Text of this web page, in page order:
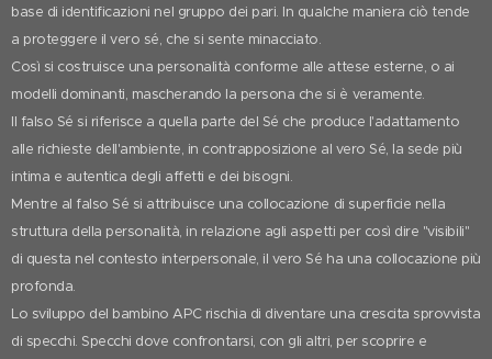
base di identificazioni nel gruppo dei pari. In qualche maniera ciò tende
a proteggere il vero sé, che si sente minacciato.
Così si costruisce una personalità conforme alle attese esterne, o ai
modelli dominanti, mascherando la persona che si è veramente.
Il falso Sé si riferisce a quella parte del Sé che produce l'adattamento
alle richieste dell'ambiente, in contrapposizione al vero Sé, la sede più
intima e autentica degli affetti e dei bisogni.
Mentre al falso Sé si attribuisce una collocazione di superficie nella
struttura della personalità, in relazione agli aspetti per così dire "visibili"
di questa nel contesto interpersonale, il vero Sé ha una collocazione più
profonda.
Lo sviluppo del bambino APC rischia di diventare una crescita sprovvista
di specchi. Specchi dove confrontarsi, con gli altri, per scoprire e